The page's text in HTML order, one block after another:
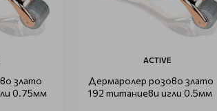
злато
0.75мм
ACTIVE
Дермаролер розово злато
192 титаниеви игли 0.5мм